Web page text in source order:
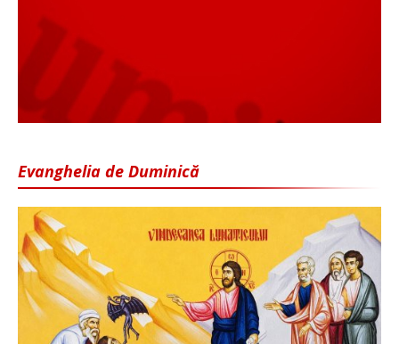
Evanghelia de Duminică